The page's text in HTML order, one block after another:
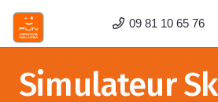
09 81 10 65 76
Simulateur